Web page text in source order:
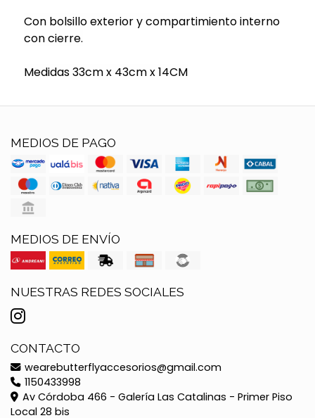
Con bolsillo exterior y compartimiento interno
con cierre.
Medidas 33cm x 43cm x 14CM
MEDIOS DE PAGO
MEDIOS DE ENVÍO
NUESTRAS REDES SOCIALES
CONTACTO
wearebutterflyaccesorios@gmail.com
1150433998
Av Córdoba 466 - Galería Las Catalinas - Primer Piso
Local 28 bis